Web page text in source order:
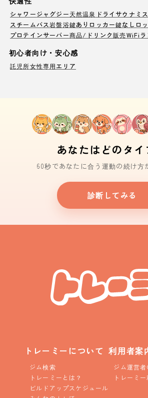
シャワージャグジー天然温泉 ドライサウナ ミ
スチームバス岩盤浴鍵ありロッカー鍵なしロ
プロテインサーバー商品/ドリンク販売WiFi
初心者向け・安心感
託児所女性専用エリア
あなたはどのタイ
60秒であなたに合う運動の続け方
診断してみる
トレーミーについて
ジム検索
トレーミーとは？
ビルドアップスケジュール
利用者案
ジム運営
トレーミ